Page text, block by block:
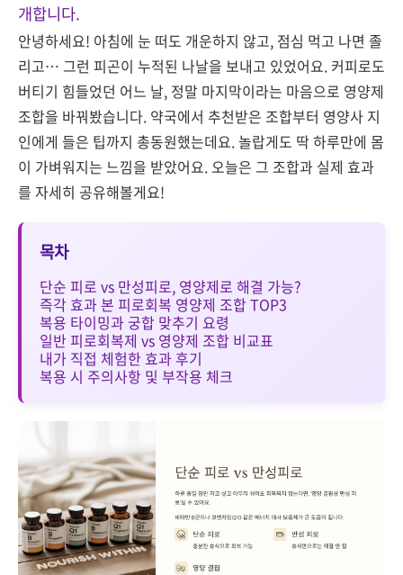
개합니다.
안녕하세요! 아침에 눈 떠도 개운하지 않고, 점심 먹고 나면 졸
리고… 그런 피곤이 누적된 나날을 보내고 있었어요. 커피로도
버티기 힘들었던 어느 날, 정말 마지막이라는 마음으로 영양제
조합을 바꿔봤습니다. 약국에서 추천받은 조합부터 영양사 지
인에게 들은 팁까지 총동원했는데요. 놀랍게도 딱 하루만에 몸
이 가벼워지는 느낌을 받았어요. 오늘은 그 조합과 실제 효과
를 자세히 공유해볼게요!
목차
단순 피로 vs 만성피로, 영양제로 해결 가능?
즉각 효과 본 피로회복 영양제 조합 TOP3
복용 타이밍과 궁합 맞추기 요령
일반 피로회복제 vs 영양제 조합 비교표
내가 직접 체험한 효과 후기
복용 시 주의사항 및 부작용 체크